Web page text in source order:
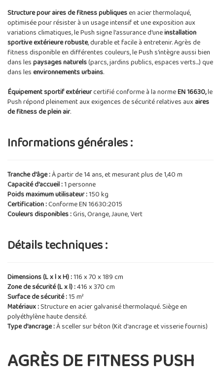
Structure pour aires de fitness publiquesen acier thermolaqué,
optimisée pour résister à un usage intensif et une exposition aux
variations climatiques, le Push signe l'assurance d'uneinstallation
sportive extérieure robuste, durable et facile à entretenir. Agrès de
fitness disponible en différentes couleurs, le Push s'intègre aussi bien
dans lespaysages naturels(parcs, jardins publics, espaces verts...) que
dans lesenvironnements urbains.
Équipement sportif extérieurcertifié conforme à la normeEN 16630,le
Push répond pleinement aux exigences de sécurité relatives aux aires
de fitness de plein air.
Informations générales :
Tranche d'âge :À partir de 14 ans, et mesurant plus de 1,40 m
Capacité d'accueil :1 personne
Poids maximum utilisateur :150 kg
Certification :Conforme EN 16630:2015
Couleurs disponibles :Gris, Orange, Jaune, Vert
Détails techniques :
Dimensions (L x l x H) :116 x 70 x 189 cm
Zone de sécurité (L x l) :416 x 370 cm
Surface de sécurité :15 m²
Matériaux :Structure en acier galvanisé thermolaqué. Siège en
polyéthylène haute densité.
Type d'ancrage :À sceller sur béton (Kit d'ancrage et visserie fournis)
AGRÈS DE FITNESS PUSH